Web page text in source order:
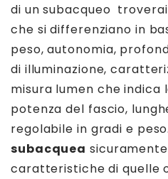
di un subacqueo troverai
che si differenziano in
peso, autonomia,
di illuminazione,
misura lumen che indica
potenza del fascio,
regolabile in gradi e
subacquea
caratteristiche di quelle